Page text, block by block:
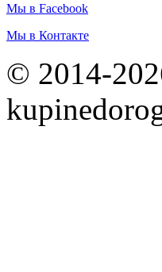
Мы в Facebook
Мы в Контакте
© 2014-